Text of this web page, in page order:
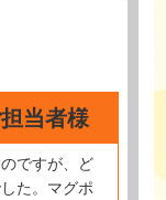
当者様
ですが、ど
た。マグポ